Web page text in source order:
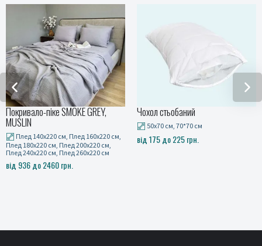
Чохол стьобаний
50x70 см, 70*70 см
від 175 до 225 грн.
Рушники махрові RUBY BAMBOO,
персиковий
Набір (баня та лице)